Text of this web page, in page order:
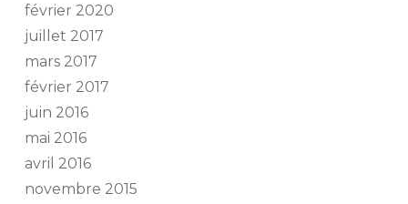
février 2020
juillet 2017
mars 2017
février 2017
juin 2016
mai 2016
avril 2016
novembre 2015